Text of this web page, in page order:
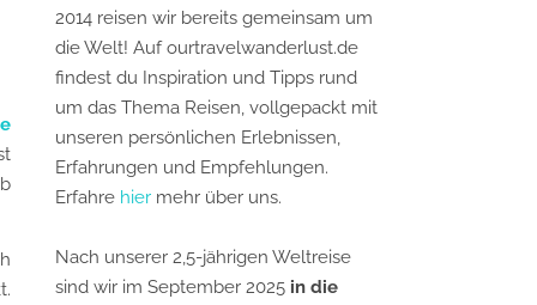
2014 reisen wir bereits gemeinsam um
die Welt! Auf ourtravelwanderlust.de
findest du Inspiration und Tipps rund
um das Thema Reisen, vollgepackt mit
unseren persönlichen Erlebnissen,
Erfahrungen und Empfehlungen.
Erfahre hier mehr über uns.
Nach unserer 2,5-jährigen Weltreise
sind wir im September 2025 in die